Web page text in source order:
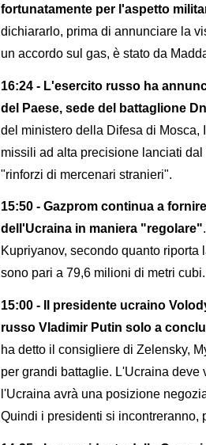
fortunatamente per l'aspetto
dichiararlo, prima di annunciare la
un accordo sul gas, è stato da
16:24 - L'esercito russo ha
del Paese, sede del battaglione
del ministero della Difesa di Mosca,
missili ad alta precisione lanciati
"rinforzi di mercenari stranieri".
15:50 - Gazprom continua a
dell'Ucraina in maniera "regolare"
Kupriyanov, secondo quanto riporta
sono pari a 79,6 milioni di metri cubi.
15:00 - Il presidente ucraino
russo Vladimir Putin solo a
ha detto il consigliere di Zelensky,
per grandi battaglie. L'Ucraina
l'Ucraina avrà una posizione
Quindi i presidenti si incontreranno,